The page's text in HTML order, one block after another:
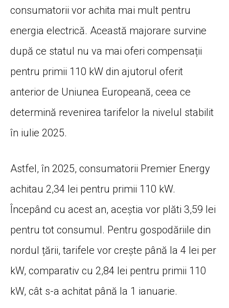
consumatorii vor achita mai mult pentru
energia electrică. Această majorare survine
după ce statul nu va mai oferi compensații
pentru primii 110 kW din ajutorul oferit
anterior de Uniunea Europeană, ceea ce
determină revenirea tarifelor la nivelul stabilit
în iulie 2025.
Astfel, în 2025, consumatorii Premier Energy
achitau 2,34 lei pentru primii 110 kW.
Începând cu acest an, aceștia vor plăti 3,59 lei
pentru tot consumul. Pentru gospodăriile din
nordul țării, tarifele vor crește până la 4 lei per
kW, comparativ cu 2,84 lei pentru primii 110
kW, cât s-a achitat până la 1 ianuarie.